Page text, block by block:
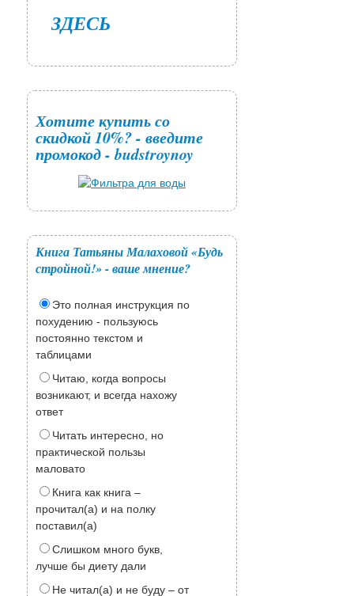
ЗДЕСЬ
Хотите купить со
скидкой 10%? - введите
промокод - budstroynoy
Книга Татьяны Малаховой «Будь
стройной!» - ваше мнение?
Это полная инструкция по
похудению - пользуюсь
постоянно текстом и
таблицами
Читаю, когда вопросы
возникают, и всегда нахожу
ответ
Читать интересно, но
практической пользы
маловато
Книга как книга –
прочитал(а) и на полку
поставил(а)
Слишком много букв,
лучше бы диету дали
Не читал(а) и не буду – от